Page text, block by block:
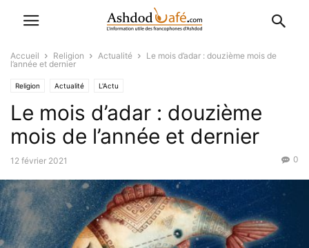
Accueil Religion Actualité
Le mois d’adar : douzième mois de
l’année et dernier
Religion Actualité L'Actu
Le mois d’adar : douzième
mois de l’année et dernier
12 février 2021 0